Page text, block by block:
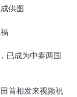
供图
已成为中泰两国
首相发来视频祝